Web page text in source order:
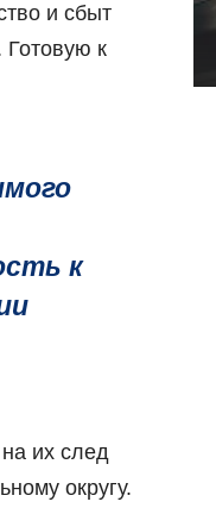
и сбыт
Готовую к
к
их след
округу.